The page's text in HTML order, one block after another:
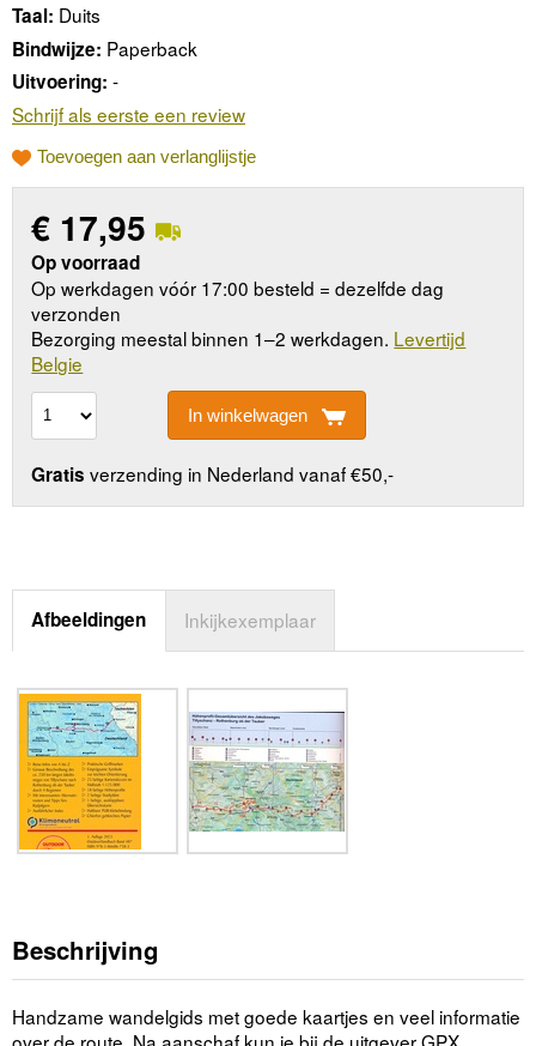
Taal: Duits
Bindwijze: Paperback
Uitvoering: -
Schrijf als eerste een review
Toevoegen aan verlanglijstje
€ 17,95
Op voorraad
Op werkdagen vóór 17:00 besteld = dezelfde dag
verzonden
Bezorging meestal binnen 1–2 werkdagen. Levertijd
Belgie
In winkelwagen
Gratis verzending in Nederland vanaf €50,-
Afbeeldingen Inkijkexemplaar
Beschrijving
Handzame wandelgids met goede kaartjes en veel informatie